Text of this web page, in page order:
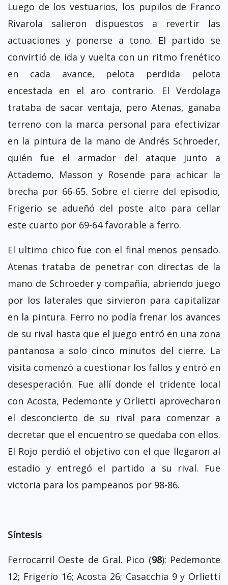
Luego de los vestuarios, los pupilos de Franco
Rivarola salieron dispuestos a revertir las
actuaciones y ponerse a tono. El partido se
convirtió de ida y vuelta con un ritmo frenético
en cada avance, pelota perdida pelota
encestada en el aro contrario. El Verdolaga
trataba de sacar ventaja, pero Atenas, ganaba
terreno con la marca personal para efectivizar
en la pintura de la mano de Andrés Schroeder,
quién fue el armador del ataque junto a
Attademo, Masson y Rosende para achicar la
brecha por 66-65. Sobre el cierre del episodio,
Frigerio se adueñó del poste alto para cellar
este cuarto por 69-64 favorable a ferro.
El ultimo chico fue con el final menos pensado.
Atenas trataba de penetrar con directas de la
mano de Schroeder y compañía, abriendo juego
por los laterales que sirvieron para capitalizar
en la pintura. Ferro no podía frenar los avances
de su rival hasta que el juego entró en una zona
pantanosa a solo cinco minutos del cierre. La
visita comenzó a cuestionar los fallos y entró en
desesperación. Fue allí donde el tridente local
con Acosta, Pedemonte y Orlietti aprovecharon
el desconcierto de su rival para comenzar a
decretar que el encuentro se quedaba con ellos.
El Rojo perdió el objetivo con el que llegaron al
estadio y entregó el partido a su rival. Fue
victoria para los pampeanos por 98-86.
Síntesis
Ferrocarril Oeste de Gral. Pico (98): Pedemonte
12; Frigerio 16; Acosta 26; Casacchia 9 y Orlietti